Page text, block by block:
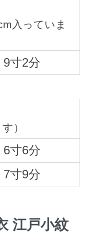
入っていま
9寸2分
）
6寸6分
7寸9分
江戸小紋